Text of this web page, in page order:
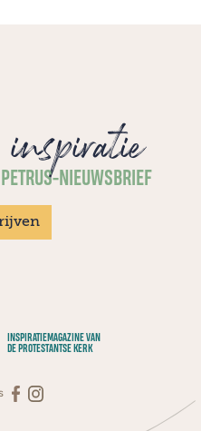
NIEUWSBRIEF
INSPIRATIEMAGAZINE VAN
DE PROTESTANTSE KERK